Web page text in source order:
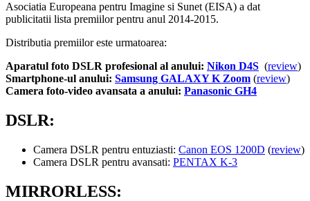
Asociatia Europeana pentru Imagine si Sunet (EISA) a dat
publicitatii lista premiilor pentru anul 2014-2015.
Distributia premiilor este urmatoarea:
Aparatul foto DSLR profesional al anului: Nikon D4S (review)
Smartphone-ul anului: Samsung GALAXY K Zoom (review)
Camera foto-video avansata a anului: Panasonic GH4
DSLR:
Camera DSLR pentru entuziasti: Canon EOS 1200D (review)
Camera DSLR pentru avansati: PENTAX K-3
MIRRORLESS: